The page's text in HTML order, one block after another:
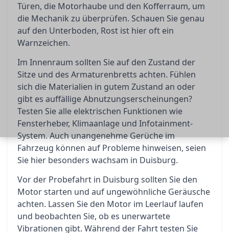
Türen, die Motorhaube und den Kofferraum, um
die Mechanik zu überprüfen. Schauen Sie genau
auf den Unterboden, Rost ist hier oft ein
Warnzeichen.
Im Innenraum sollten Sie auf den Zustand der
Sitze und des Armaturenbretts achten. Fühlen
sich die Materialien in gutem Zustand an oder
gibt es auffällige Abnutzungserscheinungen?
Testen Sie alle elektrischen Funktionen wie
Fensterheber, Klimaanlage und Infotainment-
System. Auch unangenehme Gerüche im
Fahrzeug können auf Probleme hinweisen, seien
Sie hier besonders wachsam in Duisburg.
Vor der Probefahrt in Duisburg sollten Sie den
Motor starten und auf ungewöhnliche Geräusche
achten. Lassen Sie den Motor im Leerlauf laufen
und beobachten Sie, ob es unerwartete
Vibrationen gibt. Während der Fahrt testen Sie